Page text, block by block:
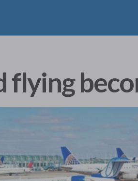
flying